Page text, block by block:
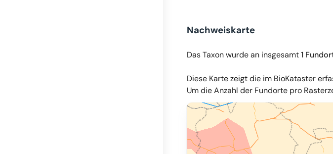
Nachweiskarte
Das Taxon wurde an insgesamt1
Diese Karte zeigt die im BioKataster
Um die Anzahl der Fundorte pro
© OpenMapTiles, OpenStreetMap, 34u GmbH